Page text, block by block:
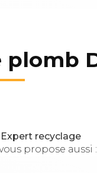
plomb
Expert recyclage
propose aussi :